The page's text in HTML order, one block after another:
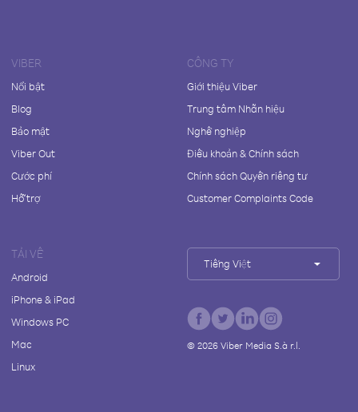
VIBER
Nổi bật
Blog
Bảo mật
Viber Out
Cước phí
Hỗ trợ
CÔNG TY
Giới thiệu Viber
Trung tâm Nhãn hiệu
Nghề nghiệp
Điều khoản & Chính sách
Chính sách Quyền riêng tư
Customer Complaints Code
TẢI VỀ
Android
iPhone & iPad
Windows PC
Mac
Linux
Tiếng Việt
© 2026Viber Media S.à r.l.